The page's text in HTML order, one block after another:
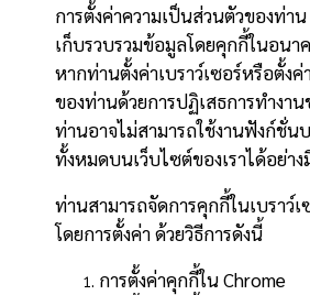
การตั้งค่าความเป็นส่วนตัวของท่า
เก็บรวบรวมข้อมูลโดยคุกกี้ในอนา
หากท่านตั้งค่าเบราว์เซอร์หรือตั้ง
ของท่านด้วยการปฏิเสธการทำงา
ท่านอาจไม่สามารถใช้งานฟังก์ชั่น
ทั้งหมดบนเว็บไซต์ของเราได้อย่า
ท่านสามารถจัดการคุกกี้ในเบราว์
โดยการตั้งค่า ด้วยวิธีการดังนี้
การตั้งค่าคุกกี้ในChrome